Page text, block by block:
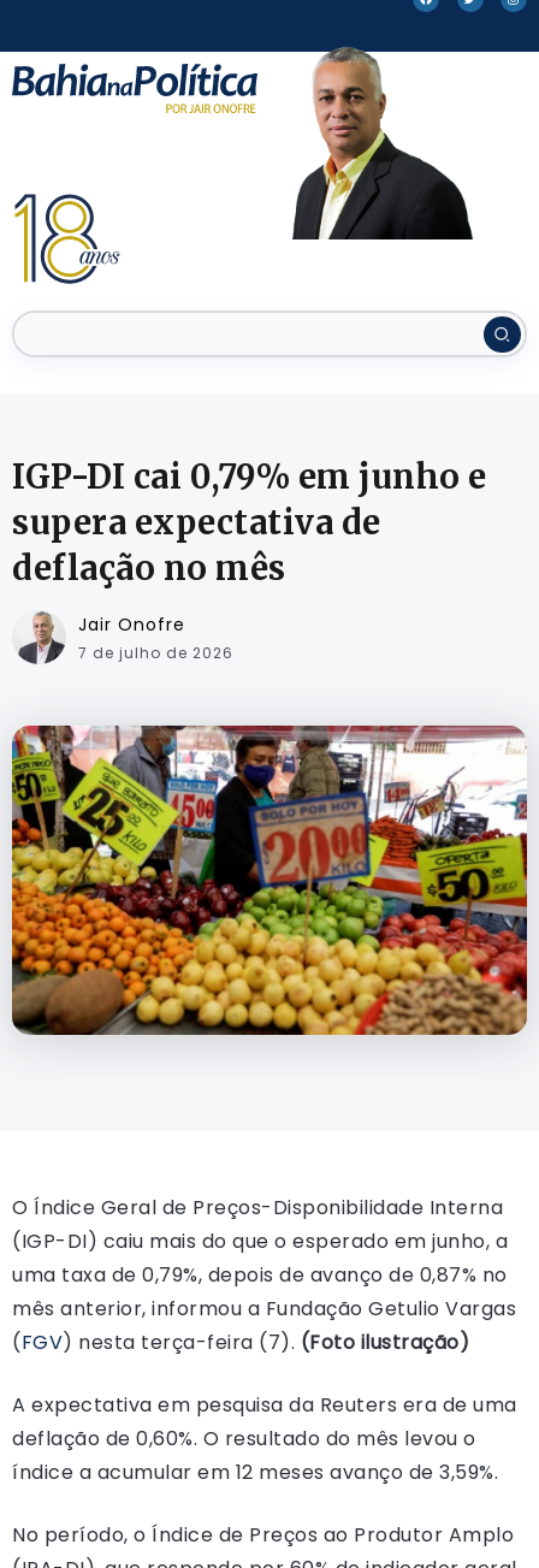
IGP-DI cai 0,79% em junho e
supera expectativa de
deflação no mês
Jair Onofre
7 de julho de 2026
O Índice Geral de Preços-Disponibilidade Interna
(IGP-DI) caiu mais do que o esperado em junho, a
uma taxa de 0,79%, depois de avanço de 0,87% no
mês anterior, informou a Fundação Getulio Vargas
(FGV) nesta terça-feira (7). (Foto ilustração)
A expectativa em pesquisa da Reuters era de uma
deflação de 0,60%. O resultado do mês levou o
índice a acumular em 12 meses avanço de 3,59%.
No período, o Índice de Preços ao Produtor Amplo